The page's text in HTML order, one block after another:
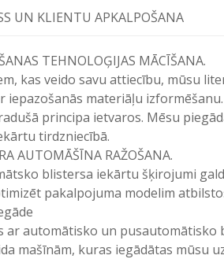
UN KLIENTU APKALPOŠANA
TEHNOLOĢIJAS MĀCĪŠANA.
kas veido savu attiecību, mūsu
iepazošanās materiāļu
principa ietvaros. Mēsu
tirdzniecībā.
AUTOMĀŠĪNA RAŽOŠANA.
blistersa iekārtu šķirojumi
pakalpojuma modelim
ar automātisko un
mašīnām, kuras iegādātas mūsu